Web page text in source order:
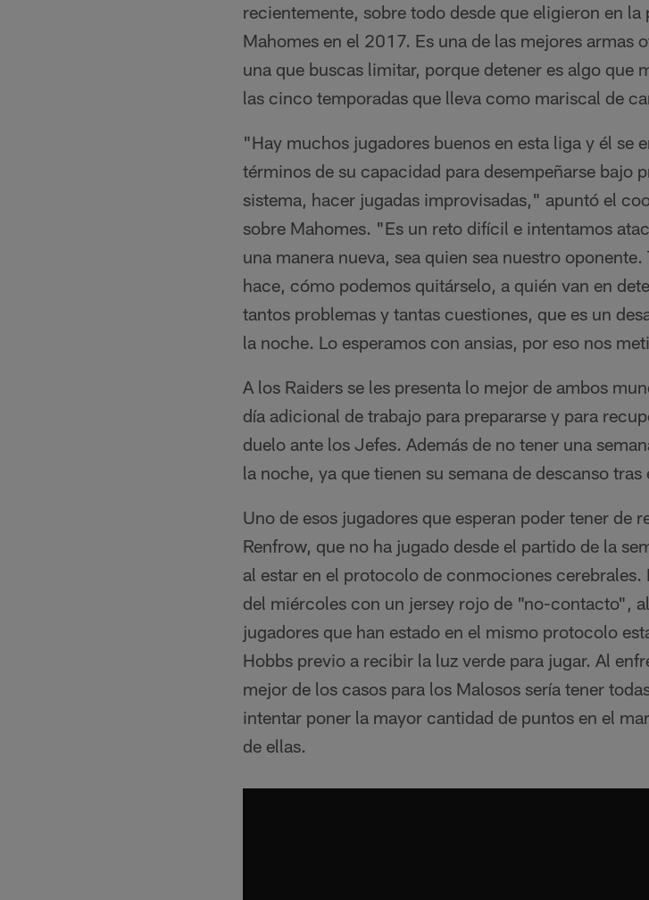
recientemente, sobre todo desde que eligieron en
Mahomes en el 2017. Es una de las mejores armas
una que buscas limitar, porque detener es algo que
las cinco temporadas que lleva como mariscal de
"Hay muchos jugadores buenos en esta liga y él se
términos de su capacidad para desempeñarse bajo
sistema, hacer jugadas improvisadas," apuntó el
sobre Mahomes. "Es un reto difícil e intentamos
una manera nueva, sea quien sea nuestro
hace, cómo podemos quitárselo, a quién van en
tantos problemas y tantas cuestiones, que es un
la noche. Lo esperamos con ansias, por eso nos
A los Raiders se les presenta lo mejor de ambos
día adicional de trabajo para prepararse y para
duelo ante los Jefes. Además de no tener una
la noche, ya que tienen su semana de descanso
Uno de esos jugadores que esperan poder tener de
Renfrow, que no ha jugado desde el partido de la
al estar en el protocolo de conmociones
del miércoles con un jersey rojo de "no-contacto",
jugadores que han estado en el mismo protocolo
Hobbs previo a recibir la luz verde para jugar. Al
mejor de los casos para los Malosos sería tener
intentar poner la mayor cantidad de puntos en el
de ellas.